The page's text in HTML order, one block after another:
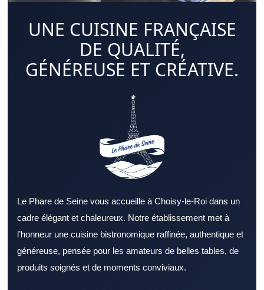
UNE CUISINE FRANÇAISE
DE QUALITÉ,
GÉNÉREUSE ET CRÉATIVE.
Le Phare de Seine vous accueille à Choisy-le-Roi dans un
cadre élégant et chaleureux. Notre établissement met à
l’honneur une cuisine bistronomique raffinée, authentique et
généreuse, pensée pour les amateurs de belles tables, de
produits soignés et de moments conviviaux.